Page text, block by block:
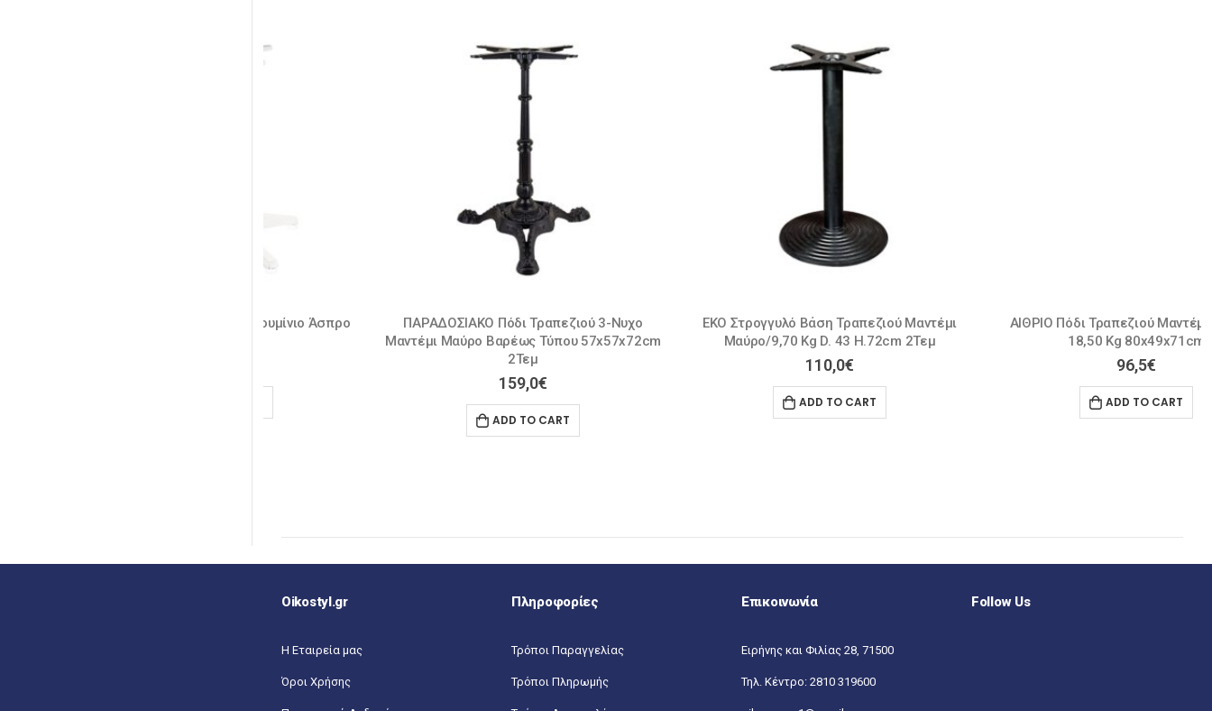
ΠΑΡΑΔΟΣΙΑΚΟ Πόδι Τραπεζιού 3-Νυχο
Μαντέμι Μαύρο Βαρέως Τύπου 57x57x72cm
ΕΚΟ Στρογγυλό Βάση Τραπεζιού Μαντέμι
Μαύρο/9,70 Kg D. 43 H.72cm 2Τεμ
ΑΙΘΡΙΟ Πόδι Τραπεζιού Μαντέμι Μαύρο /
18,50 Kg 80x49x71cm
Oikostyl.gr
Η Εταιρεία μας
Όροι Χρήσης
Πληροφορίες
Τρόποι Παραγγελίας
Τρόποι Πληρωμής
Επικοινωνία
Ειρήνης και Φιλίας 28, 71500
Τηλ. Κέντρο: 2810 319600
Follow Us